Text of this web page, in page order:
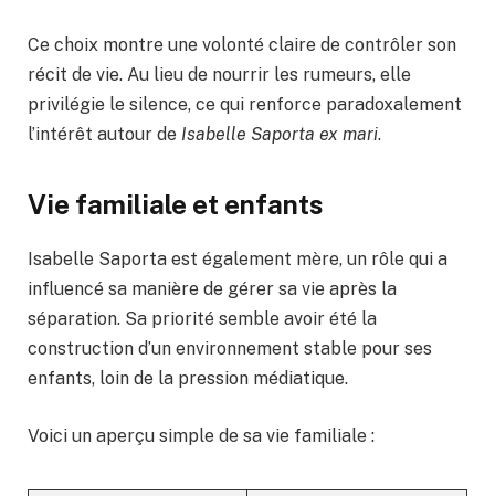
Ce choix montre une volonté claire de contrôler son
récit de vie. Au lieu de nourrir les rumeurs, elle
privilégie le silence, ce qui renforce paradoxalement
l’intérêt autour de Isabelle Saporta ex mari.
Vie familiale et enfants
Isabelle Saporta est également mère, un rôle qui a
influencé sa manière de gérer sa vie après la
séparation. Sa priorité semble avoir été la
construction d’un environnement stable pour ses
enfants, loin de la pression médiatique.
Voici un aperçu simple de sa vie familiale :